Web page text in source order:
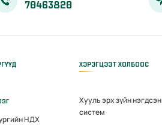
70463820
НДХ
ХЭРЭГЦЭЭТ ХОЛБООС
Хууль эрх зүйн нэгдсэн
систем